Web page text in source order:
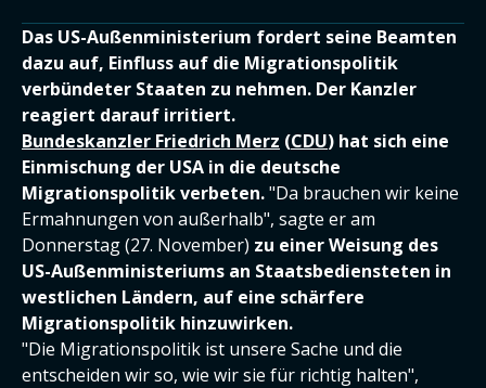
Das US-Außenministerium fordert seine Beamten
dazu auf, Einfluss auf die Migrationspolitik
verbündeter Staaten zu nehmen. Der Kanzler
reagiert darauf irritiert.
Bundeskanzler Friedrich Merz (CDU) hat sich eine
Einmischung der USA in die deutsche
Migrationspolitik verbeten."Da brauchen wir keine
Ermahnungen von außerhalb", sagte er am
Donnerstag (27. November) zu einer Weisung des
US-Außenministeriums an Staatsbediensteten in
westlichen Ländern, auf eine schärfere
Migrationspolitik hinzuwirken.
"Die Migrationspolitik ist unsere Sache und die
entscheiden wir so, wie wir sie für richtig halten",